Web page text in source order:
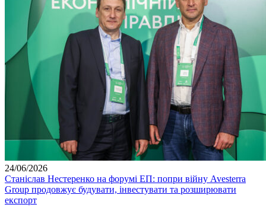
24/06/2026
Станіслав Нестеренко на форумі ЕП: попри війну Avesterra
Group продовжує будувати, інвестувати та розширювати
експорт